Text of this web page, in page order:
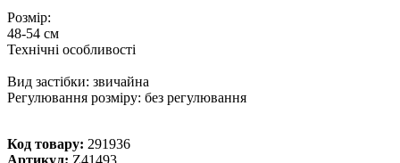
Розмір:
48-54 см
Технічні особливості
Вид застібки: звичайна
Регулювання розміру: без регулювання
Код товару: 291936
Артикул: Z41493